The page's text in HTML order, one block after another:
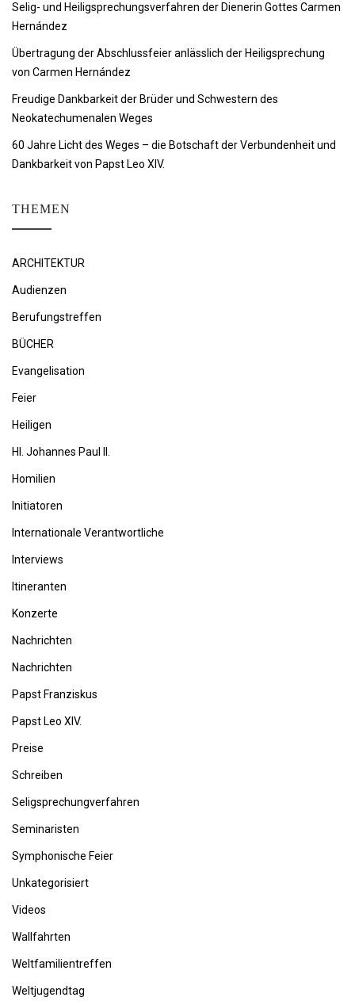
Selig- und Heiligsprechungsverfahren der Dienerin Gottes Carmen
Hernández
Übertragung der Abschlussfeier anlässlich der Heiligsprechung
von Carmen Hernández
Freudige Dankbarkeit der Brüder und Schwestern des
Neokatechumenalen Weges
60 Jahre Licht des Weges – die Botschaft der Verbundenheit und
Dankbarkeit von Papst Leo XIV.
THEMEN
ARCHITEKTUR
Audienzen
Berufungstreffen
BÜCHER
Evangelisation
Feier
Heiligen
Hl. Johannes Paul II.
Homilien
Initiatoren
Internationale Verantwortliche
Interviews
Itineranten
Konzerte
Nachrichten
Nachrichten
Papst Franziskus
Papst Leo XIV.
Preise
Schreiben
Seligsprechungverfahren
Seminaristen
Symphonische Feier
Unkategorisiert
Videos
Wallfahrten
Weltfamilientreffen
Weltjugendtag